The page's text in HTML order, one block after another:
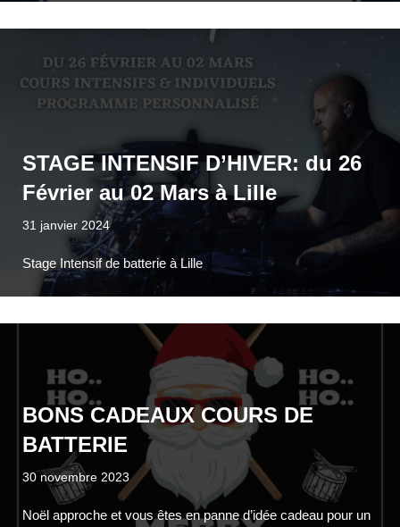
STAGE INTENSIF D’HIVER: du 26
Février au 02 Mars à Lille
31 janvier 2024
Stage Intensif de batterie à Lille
BONS CADEAUX COURS DE
BATTERIE
30 novembre 2023
Noël approche et vous êtes en panne d’idée cadeau pour un